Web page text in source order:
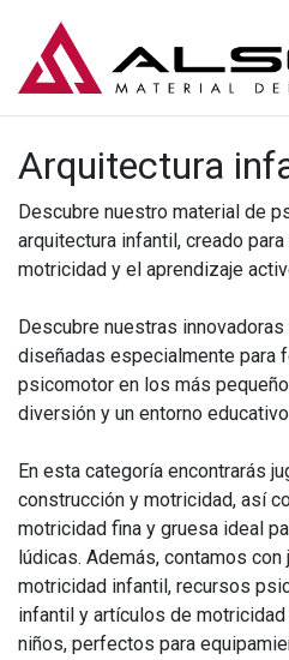
Arquitectura
Descubre nuestro material de
arquitectura infantil, creado
motricidad y el aprendizaje
Descubre nuestras
diseñadas especialmente para
psicomotor en los más
diversión y un entorno
En esta categoría encontrarás
construcción y motricidad, así
motricidad fina y gruesa ideal
lúdicas. Además, contamos
motricidad infantil, recursos
infantil y artículos de
niños, perfectos para